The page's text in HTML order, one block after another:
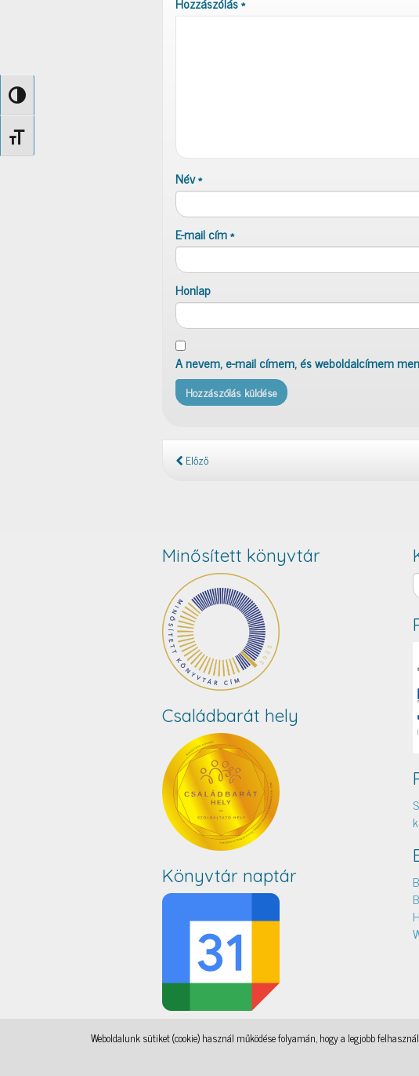
Nagy kontraszt váltása
Betűméret váltása
Név*
E-mail cím*
Honlap
A nevem, e-mail címem, és weboldalcímem
Előző
Minősített könyvtár
Családbarát hely
Könyvtár naptár
IAMSocial, a WordPress Theme by@aicragellebasi Könyvtári levelezés,
Weboldalunk sütiket (cookie) használ működése folyamán, hogy a legjobb